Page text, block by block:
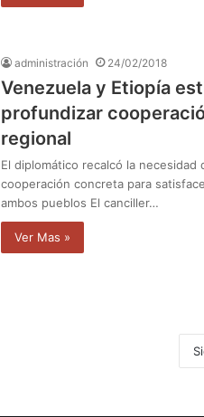
administración 24/02/2018
Venezuela y Etiopía
profundizar
regional
El diplomático recalcó la necesidad
cooperación concreta para
ambos pueblos El canciller…
Ver Mas »